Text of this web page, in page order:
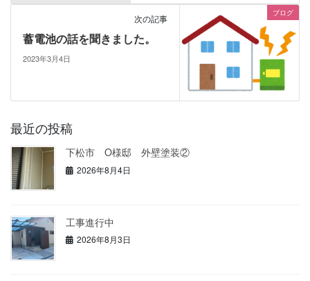
ブログ
次の記事
蓄電池の話を聞きました。
2023年3月4日
最近の投稿
下松市 O様邸 外壁塗装②
2026年8月4日
工事進行中
2026年8月3日